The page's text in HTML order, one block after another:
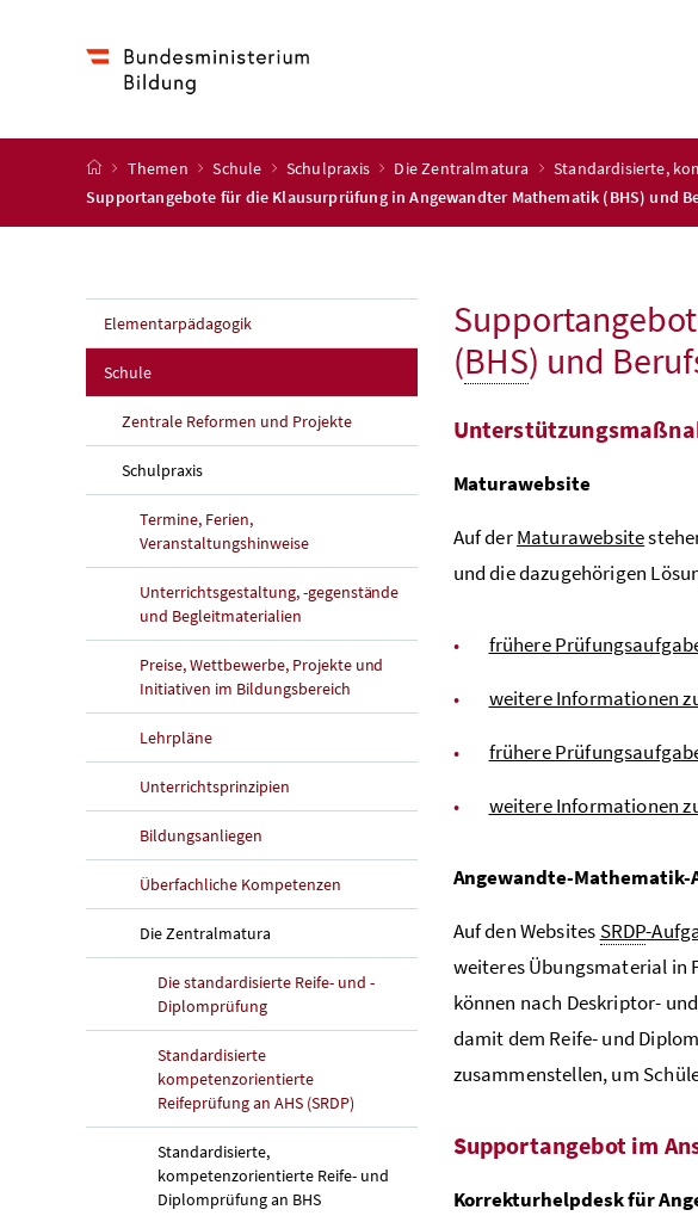
Startseite
Themen Schule Schulpraxis Die Zentralmatura
Standardisierte,
Supportangebote für die Klausurprüfung in Angewandter Mathematik (BHS) und
Elementarpädagogik
Schule
Zentrale Reformen und Projekte
Schulpraxis
Termine, Ferien,
Veranstaltungshinweise
Unterrichtsgestaltung, -gegenstände
und Begleitmaterialien
Preise, Wettbewerbe, Projekte und
Initiativen im Bildungsbereich
Lehrpläne
Unterrichtsprinzipien
Bildungsanliegen
Überfachliche Kompetenzen
Die Zentralmatura
Die standardisierte Reife- und -
Diplomprüfung
Standardisierte
kompetenzorientierte
Reifeprüfung an AHS (SRDP)
Standardisierte,
kompetenzorientierte Reife- und
Diplomprüfung an BHS
(BHS) und
Maturawebsite
Auf derMaturawebsite
und die dazugehörigen
frühere
weitere Informationen
frühere
weitere Informationen
Angewandte-Mathematik-
Auf den Websites SRDP-
weiteres Übungsmaterial in
können nach Deskriptor-
damit dem Reife- und
zusammenstellen, um
Supportangebot im
Korrekturhelpdesk für